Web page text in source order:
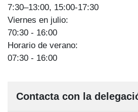
7:30–13:00, 15:00-17:30
Viernes en julio:
70:30 - 16:00
Horario de verano:
07:30 - 16:00
Contacta con la